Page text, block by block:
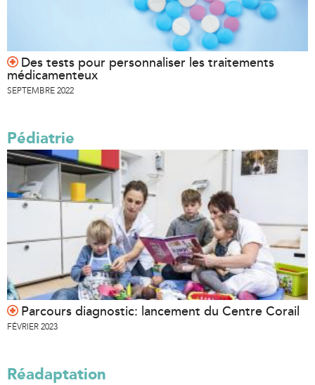
Des tests pour personnaliser les traitements
médicamenteux
SEPTEMBRE 2022
Pédiatrie
Parcours diagnostic: lancement du Centre Corail
FÉVRIER 2023
Réadaptation